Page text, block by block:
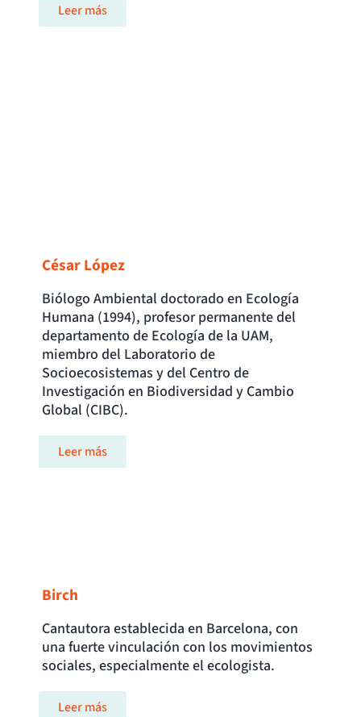
Leer más
César López
Biólogo Ambiental doctorado en Ecología
Humana (1994), profesor permanente del
departamento de Ecología de la UAM,
miembro del Laboratorio de
Socioecosistemas y del Centro de
Investigación en Biodiversidad y Cambio
Global (CIBC).
Leer más
Birch
Cantautora establecida en Barcelona, con
una fuerte vinculación con los movimientos
sociales, especialmente el ecologista.
Leer más